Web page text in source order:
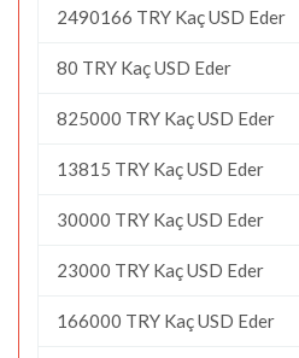
2490166 TRY Kaç USD Eder
80 TRY Kaç USD Eder
825000 TRY Kaç USD Eder
13815 TRY Kaç USD Eder
30000 TRY Kaç USD Eder
23000 TRY Kaç USD Eder
166000 TRY Kaç USD Eder